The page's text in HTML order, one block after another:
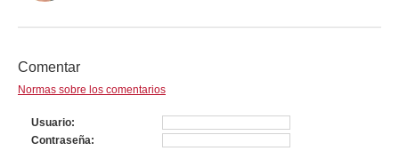
Comentar
Normas sobre los comentarios
Usuario
Contraseña